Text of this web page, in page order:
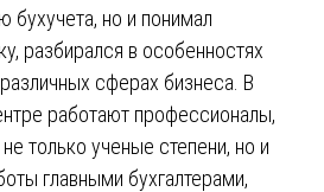
бухучета, но и понимал
разбирался в особенностях
сферах бизнеса. В
работают профессионалы,
только ученые степени, но и
главными бухгалтерами,